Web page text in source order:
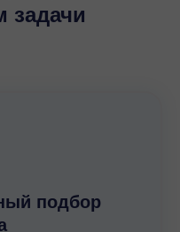
задачи
подбор